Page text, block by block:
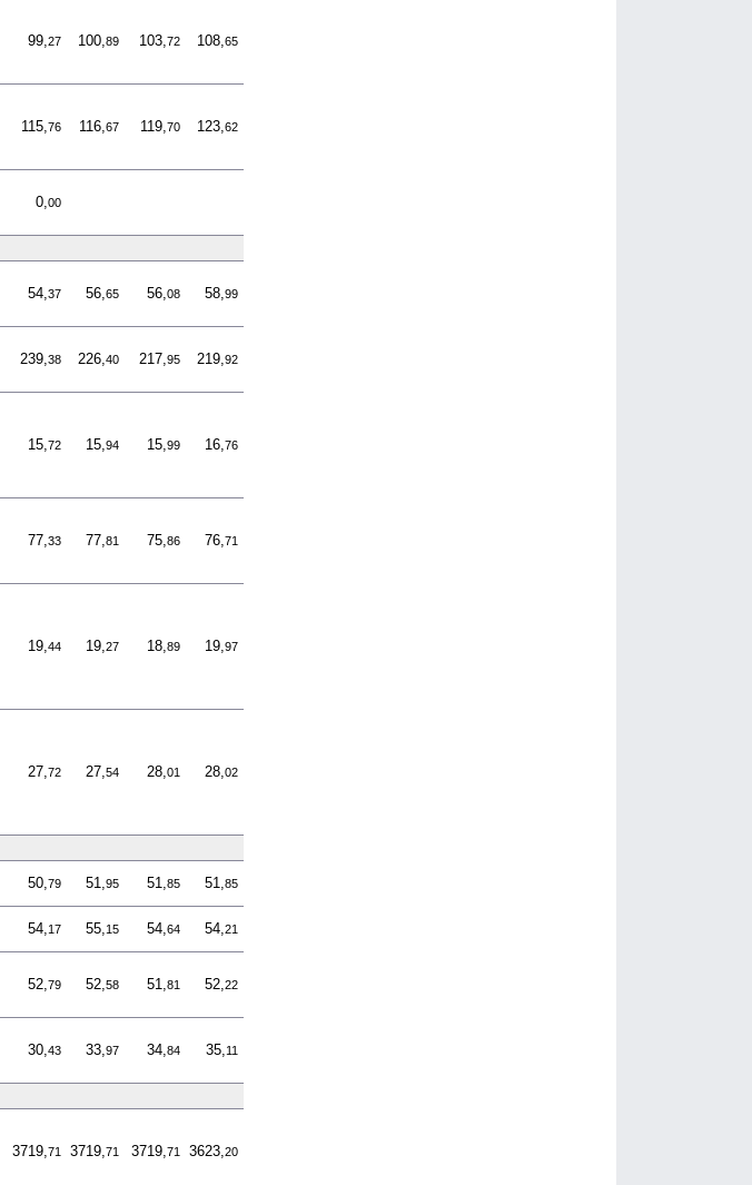
99,27 100,89 103,72 108,65
115,76 116,67 119,70 123,62
0,00
54,37 56,65 56,08 58,99
239,38 226,40 217,95 219,92
15,72 15,94 15,99 16,76
77,33 77,81 75,86 76,71
19,44 19,27 18,89 19,97
27,72 27,54 28,01 28,02
50,79 51,95 51,85 51,85
54, 17 55, 15 54,64 54,21
52,79 52,58 51,81 52,22
30,43 33,97 34,84 35, 11
3719,71 3719,71 3719,71 3623,20